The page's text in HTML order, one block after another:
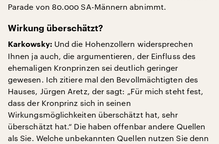
Parade von 80.000 SA-Männern abnimmt.
Wirkung überschätzt?
Karkowsky: Und die Hohenzollern widersprechen
Ihnen ja auch, die argumentieren, der Einfluss des
ehemaligen Kronprinzen sei deutlich geringer
gewesen. Ich zitiere mal den Bevollmächtigten des
Hauses, Jürgen Aretz, der sagt: „Für mich steht fest,
dass der Kronprinz sich in seinen
Wirkungsmöglichkeiten überschätzt hat, sehr
überschätzt hat.“ Die haben offenbar andere Quellen
als Sie. Welche unbekannten Quellen nutzen Sie denn